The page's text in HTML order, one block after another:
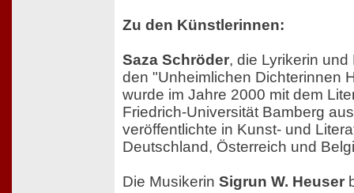
Zu den Künstlerinnen:
Saza Schröder, die Lyrikerin
den "Unheimlichen Dichterinnen
wurde im Jahre 2000 mit dem
Friedrich-Universität Bamberg
veröffentlichte in Kunst- und
Deutschland, Österreich und
Die Musikerin Sigrun W. Heuser